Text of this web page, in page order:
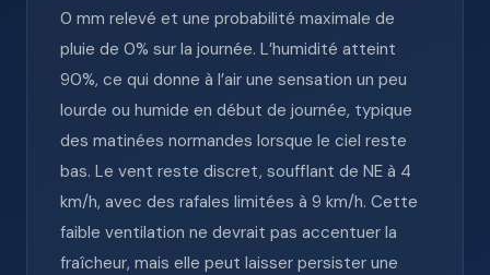
0 mm relevé et une probabilité maximale de
pluie de 0% sur la journée. L’humidité atteint
90%, ce qui donne à l’air une sensation un peu
lourde ou humide en début de journée, typique
des matinées normandes lorsque le ciel reste
bas. Le vent reste discret, soufflant de NE à 4
km/h, avec des rafales limitées à 9 km/h. Cette
faible ventilation ne devrait pas accentuer la
fraîcheur, mais elle peut laisser persister une